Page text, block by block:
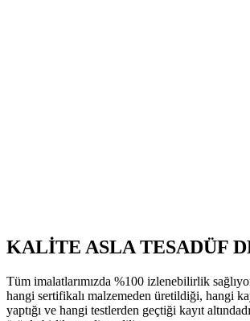
KALİTE ASLA TESADÜF
Tüm imalatlarımızda %100 izlenebilirlik
hangi sertifikalı malzemeden üretildiği, hangi
yaptığı ve hangi testlerden geçtiği kayıt